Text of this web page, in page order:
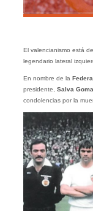
El valencianismo está
legendario lateral
En nombre de la
presidente,
Salva
condolencias por la